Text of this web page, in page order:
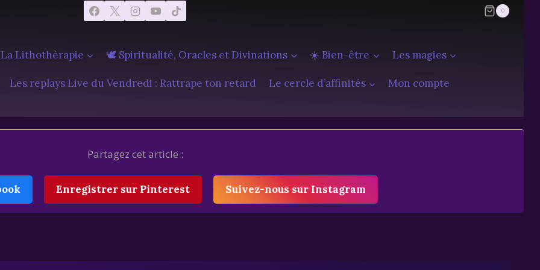
0
Lithothèrapie 🕊️ Spiritualité, Oracles et Divinations ☀️ Bien-être Les magies
Les replays Live du Vendredi : Rattrape ton retard Le cercle d’affinités Mon compte
Partagez cet article :
Enregistrer sur Pinterest Suivez-nous sur Instagram